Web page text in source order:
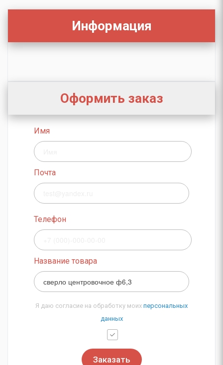
Информация
Оформить заказ
Имя
Почта
Телефон
Название товара
Я даю согласие на обработку моих персональных
данных
Заказать